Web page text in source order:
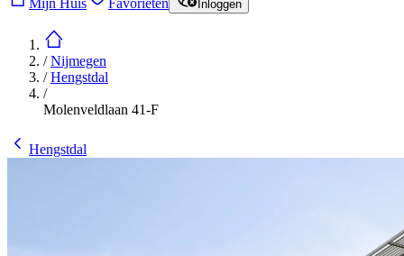
Inloggen
/Nijmegen
/Hengstdal
/
Molenveldlaan 41-F
Hengstdal